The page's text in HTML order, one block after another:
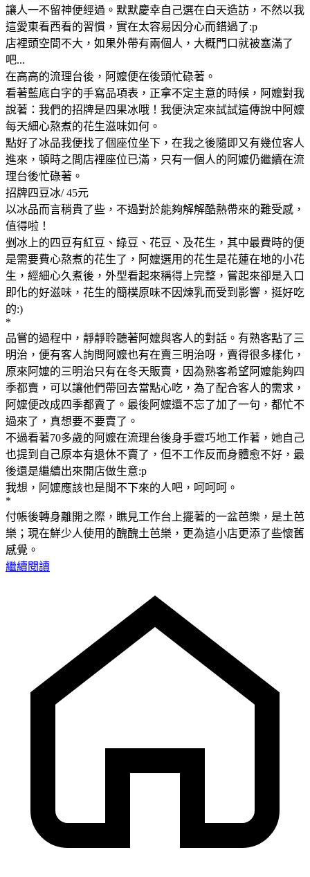
讓人一不留神便經過。默默慶幸自己選在白天造訪，不然以我
這愛東看西看的習慣，實在太容易因分心而錯過了:p
店裡頭空間不大，如果外帶有兩個人，大概門口就被塞滿了
吧...
在高高的流理台後，阿嬤便在後頭忙碌著。
看著藍底白字的手寫品項表，正拿不定主意的時候，阿嬤對我
說著：我們的招牌是四果冰哦！我便決定來試試這傳說中阿嬤
每天細心熬煮的花生滋味如何。
點好了冰品我便找了個座位坐下，在我之後隨即又有幾位客人
進來，頓時之間店裡座位已滿，只有一個人的阿嬤仍繼續在流
理台後忙碌著。
招牌四豆冰/ 45元
以冰品而言稍貴了些，不過對於能夠解解酷熱帶來的難受感，
值得啦！
剉冰上的四豆有紅豆、綠豆、花豆、及花生，其中最費時的便
是需要費心熬煮的花生了，阿嬤選用的花生是花蓮在地的小花
生，經細心久煮後，外型看起來稱得上完整，嘗起來卻是入口
即化的好滋味，花生的簡樸原味不因煉乳而受到影響，挺好吃
的:)
*
品嘗的過程中，靜靜聆聽著阿嬤與客人的對話。有熟客點了三
明治，便有客人詢問阿嬤也有在賣三明治呀，賣得很多樣化，
原來阿嬤的三明治只有在冬天販賣，因為熟客希望阿嬤能夠四
季都賣，可以讓他們帶回去當點心吃，為了配合客人的需求，
阿嬤便改成四季都賣了。最後阿嬤還不忘了加了一句，都忙不
過來了，真想要不要賣了。
不過看著70多歲的阿嬤在流理台後身手靈巧地工作著，她自己
也提到自己原本有退休不賣了，但不工作反而身體愈不好，最
後還是繼續出來開店做生意:p
我想，阿嬤應該也是閒不下來的人吧，呵呵呵。
*
付帳後轉身離開之際，瞧見工作台上擺著的一盆芭樂，是土芭
樂；現在鮮少人使用的醜醜土芭樂，更為這小店更添了些懷舊
感覺。
繼續閱讀